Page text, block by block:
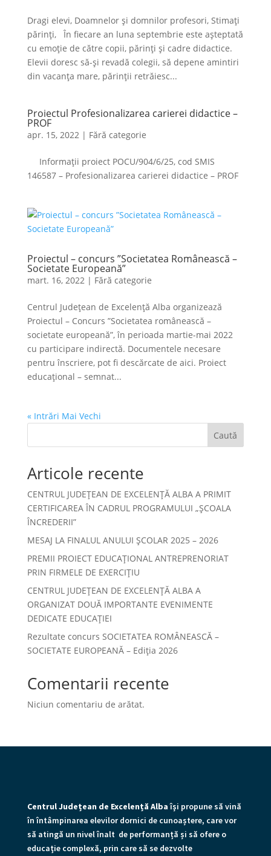
Dragi elevi, Doamnelor și domnilor profesori, Stimați
părinți, În fiecare an luna septem­brie este aștep­tată
cu emoție de către copii, părinți și cadre didac­tice.
Ele­vii doresc să-și revadă colegii, să de­pene am­intiri
din vacanța mare, părinții retrăiesc...
Proiectul Profesionalizarea carierei didactice –
PROF
apr. 15, 2022| Fără categorie
Informații proiect POCU/904/6/25, cod SMIS
146587 – Profesionalizarea carierei didactice – PROF
Proiectul – concurs ”Societatea Românească –
Societate Europeană”
mart. 16, 2022| Fără categorie
Centrul Județean de Excelență Alba organizează
Proiectul – Concurs ”Societatea românească –
societate europeană”, în perioada martie-mai 2022
cu participare indirectă. Documentele necesare
pentru înscriere, pot fi descărcate de aici. Proiect
educațional – semnat...
« Intrări Mai Vechi
Caută
Articole recente
CENTRUL JUDEȚEAN DE EXCELENȚĂ ALBA A PRIMIT
CERTIFICAREA ÎN CADRUL PROGRAMULUI „ȘCOALA
ÎNCREDERII”
MESAJ LA FINALUL ANULUI ȘCOLAR 2025 – 2026
PREMII PROIECT EDUCAȚIONAL ANTREPRENORIAT
PRIN FIRMELE DE EXERCIȚIU
CENTRUL JUDEȚEAN DE EXCELENȚĂ ALBA A
ORGANIZAT DOUĂ IMPORTANTE EVENIMENTE
DEDICATE EDUCAȚIEI
Rezultate concurs SOCIETATEA ROMÂNEASCĂ –
SOCIETATE EUROPEANĂ – Ediția 2026
Comentarii recente
Niciun comentariu de arătat.
Centrul Județean de Excelență Albaîşi propune să vină
în întâmpinarea elevilor dornici de cunoaștere, care vor
să atingă un nivel înalt de performanță și să ofere o
educaţie complexă, prin care să se dezvolte